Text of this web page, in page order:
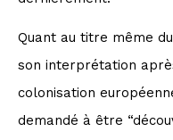
Quant au titre même
son interprétation
colonisation
demandé à être